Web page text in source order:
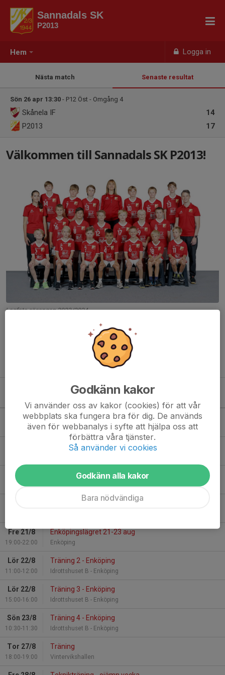
Hem Logga in
Sannadals SK
P2013
Nästa match Senaste resultat
Sön 26 apr 13:30 - P12 Öst - Omgång 4
14
Skånela IF
17
P2013
Välkommen till Sannadals SK P2013!
Lagfoto säsongen 2023/2024
Vill du prova träna och spela handboll med oss?
Pojkar födda 2013 är varmt välkomna att prova handboll med
oss i vårt lag i Sannadals SK. Kontakta gärna någon av oss
Tis 11/8
17:00-18:00
Uppstartsträning
Västertorpshallen
Uppstartsträning
Tor 20/8
18:00-19:00 Vintervikshallen
Träning 1 - Enköping
Fre 21/8
19:00-22:00
Enköpingslägret 21-23 aug
Enköping
Lör 22/8
11:00-12:00
Träning 2 - Enköping
Idrottshuset B - Enköping
Lör 22/8
15:00-16:00
Träning 3 - Enköping
Idrottshuset B - Enköping
Sön 23/8
10:30-11:30
Träning 4 - Enköping
Idrottshuset B - Enköping
Tor 27/8
18:00-19:00
Träning
Vintervikshallen
Godkänn kakor
Vi använder oss av kakor (cookies) för att vår
webbplats ska fungera bra för dig. De används
även för webbanalys i syfte att hjälpa oss att
förbättra våra tjänster.
Så använder vi cookies
Godkänn alla kakor
Bara nödvändiga